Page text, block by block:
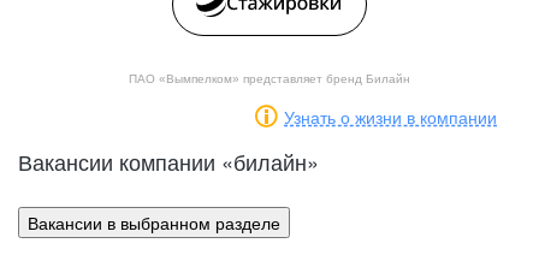
ПАО «Вымпелком» представляет бренд Билайн
Узнать о жизни в компании
Вакансии компании «билайн»
Вакансии в выбранном разделе